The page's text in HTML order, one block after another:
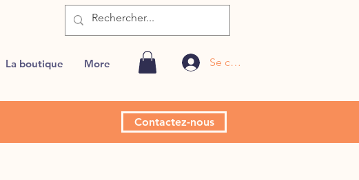
La boutique More Se connecter
Contactez-nous